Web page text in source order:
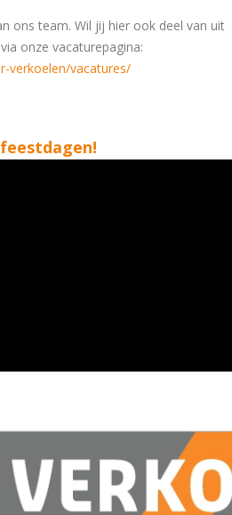
ons team. Wil jij hier ook deel van uit
onze vacaturepagina:
verkoelen/vacatures/